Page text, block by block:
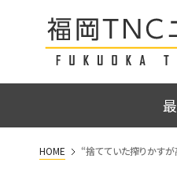
HOME “捨てていた搾りかす